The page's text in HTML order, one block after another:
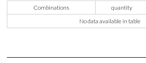
Combinations quantity
No data available in table